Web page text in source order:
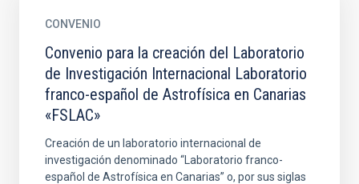
CONVENIO
Convenio para la creación del Laboratorio
de Investigación Internacional Laboratorio
franco-español de Astrofísica en Canarias
«FSLAC»
Creación de un laboratorio internacional de
investigación denominado “Laboratorio franco-
español de Astrofísica en Canarias” o, por sus siglas